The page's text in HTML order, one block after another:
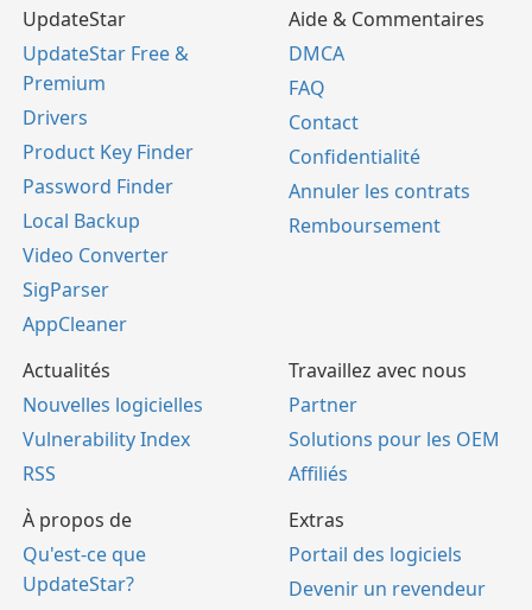
UpdateStar
UpdateStar Free &
Premium
Drivers
Product Key Finder
Password Finder
Local Backup
Video Converter
SigParser
AppCleaner
Aide & Commentaires
DMCA
FAQ
Contact
Confidentialité
Annuler les contrats
Remboursement
Actualités
Nouvelles logicielles
Vulnerability Index
RSS
Travaillez avec nous
Partner
Solutions pour les OEM
Affiliés
À propos de
Qu'est-ce que
UpdateStar?
Extras
Portail des logiciels
Devenir un revendeur